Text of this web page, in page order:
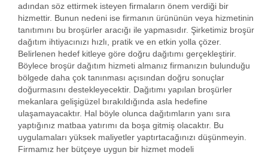
adından söz ettirmek isteyen firmaların önem verdiği bir
hizmettir. Bunun nedeni ise firmanın ürününün veya hizmetinin
tanıtımını bu broşürler aracığı ile yapmasıdır. Şirketimiz broşür
dağıtım ihtiyacınızı hızlı, pratik ve en etkin yolla çözer.
Belirlenen hedef kitleye göre doğru dağıtımı gerçekleştirir.
Böylece broşür dağıtım hizmeti almanız firmanızın bulunduğu
bölgede daha çok tanınması açısından doğru sonuçlar
doğurmasını destekleyecektir. Dağıtımı yapılan broşürler
mekanlara gelişigüzel bırakıldığında asla hedefine
ulaşamayacaktır. Hal böyle olunca dağıtımların yanı sıra
yaptığınız matbaa yatırımı da boşa gitmiş olacaktır. Bu
uygulamaları yüksek maliyetler yaptırtacağınızı düşünmeyin.
Firmamız her bütçeye uygun bir hizmet modeli